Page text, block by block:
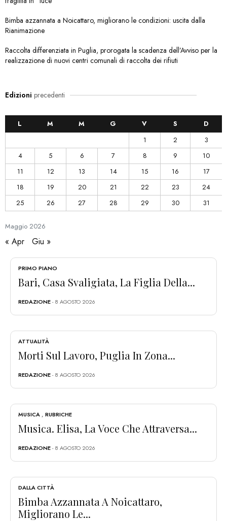
Bimba azzannata a Noicattaro, migliorano le condizioni: uscita dalla
Rianimazione
Raccolta differenziata in Puglia, prorogata la scadenza dell’Avviso per la
realizzazione di nuovi centri comunali di raccolta dei rifiuti
Edizioni precedenti
Maggio 2026
L M M G V S
D
1
2
3
4
5 6 7 8 9
10
11
12 13 14 15 16
17
18
19 20 21 22 23
24
25
26 27 28 29 30 31
« Apr Giu »
PRIMO PIANO
Bari, Casa Svaligiata, La Figlia Della...
REDAZIONE- 8 AGOSTO 2026
ATTUALITÀ
Morti Sul Lavoro, Puglia In Zona...
REDAZIONE- 8 AGOSTO 2026
MUSICA , RUBRICHE
Musica. Elisa, La Voce Che Attraversa...
REDAZIONE- 8 AGOSTO 2026
DALLA CITTÀ
Bimba Azzannata A Noicattaro,
Migliorano Le...